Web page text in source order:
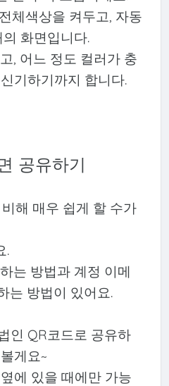
체색상을 켜두고, 자동
화면입니다.
, 어느 정도 컬러가 충
기하기까지 합니다.
공유하기
해 매우 쉽게 할 수가
.
는 방법과 계정 이메
는 방법이 있어요.
인 QR코드로 공유하
게요~
에 있을 때에만 가능